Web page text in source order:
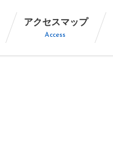
アクセスマップ
Access